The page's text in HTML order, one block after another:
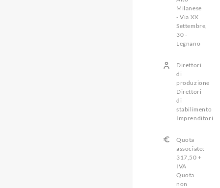
Milanese
- Via XX
Settembre,
30 -
Legnano
Direttori
di
produzione
Direttori
di
stabilimento
Imprenditori
Quota
associato:
317,50 +
IVA
Quota
non